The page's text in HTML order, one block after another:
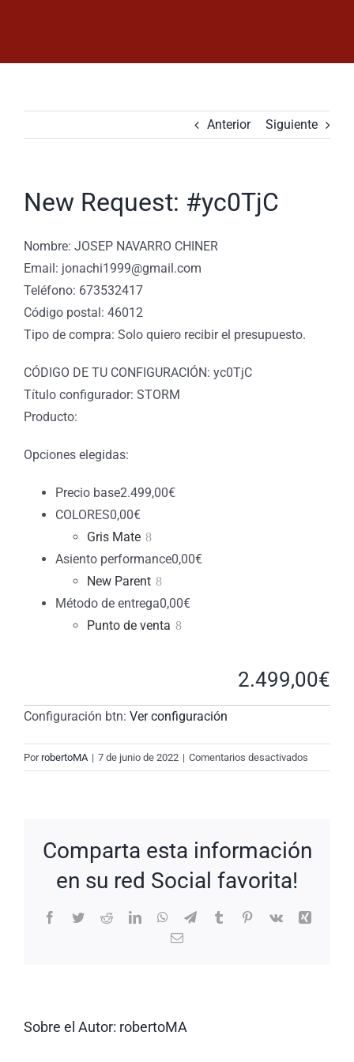
Anterior Siguiente
New Request: #yc0TjC
Nombre: JOSEP NAVARRO CHINER
Email: jonachi1999@gmail.com
Teléfono: 673532417
Código postal: 46012
Tipo de compra: Solo quiero recibir el presupuesto.
CÓDIGO DE TU CONFIGURACIÓN: yc0TjC
Título configurador: STORM
Producto:
Opciones elegidas:
Precio base2.499,00€
COLORES0,00€
Gris Mate
Asiento performance0,00€
New Parent
Método de entrega0,00€
Punto de venta
2.499,00€
Configuración btn: Ver configuración
PorrobertoMA | 7 de junio de 2022 | Comentarios desactivados
New
Comparta esta información
en su red Social favorita!
Facebook
TwitterRedditLinkedInWhatsApp
TelegramTumblrPinterest
Vk
Xing
Correo
Sobre el Autor: robertoMA